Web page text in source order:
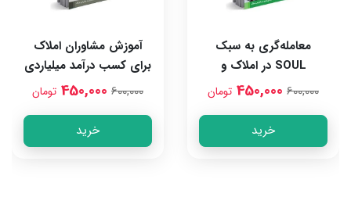
معامله‌گری به سبک
SOUL در املاک و
مستغلات 600,000
450,000 تومان
خرید
آموزش مشاوران املاک
برای کسب درآمد میلیاردی
600,000
450,000 تومان
خرید